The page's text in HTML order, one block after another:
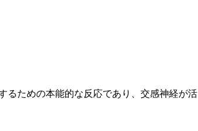
るための本能的な反応であり、交感神経が活